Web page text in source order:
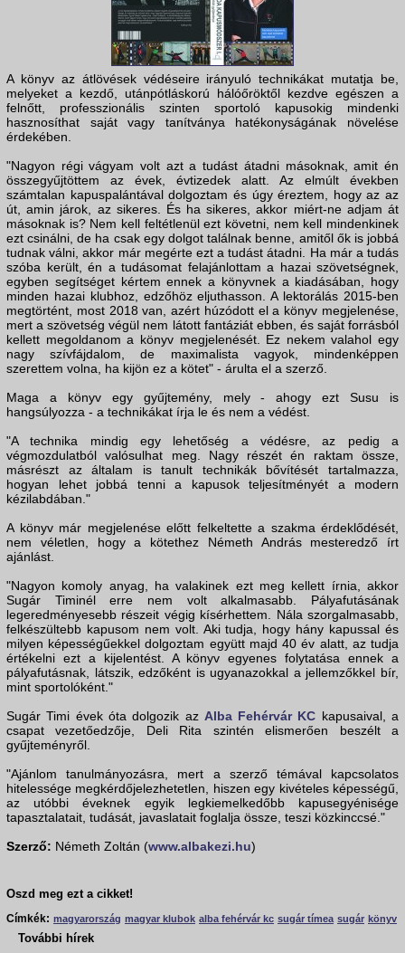
A könyv az átlövések védéseire irányuló technikákat mutatja be,
melyeket a kezdő, utánpótláskorú hálóőröktől kezdve egészen a
felnőtt, professzionális szinten sportoló kapusokig mindenki
hasznosíthat saját vagy tanítványa hatékonyságának növelése
érdekében.
"Nagyon régi vágyam volt azt a tudást átadni másoknak, amit én
összegyűjtöttem az évek, évtizedek alatt. Az elmúlt években
számtalan kapuspalántával dolgoztam és úgy éreztem, hogy az az
út, amin járok, az sikeres. És ha sikeres, akkor miért-ne adjam át
másoknak is? Nem kell feltétlenül ezt követni, nem kell mindenkinek
ezt csinálni, de ha csak egy dolgot találnak benne, amitől ők is jobbá
tudnak válni, akkor már megérte ezt a tudást átadni. Ha már a tudás
szóba került, én a tudásomat felajánlottam a hazai szövetségnek,
egyben segítséget kértem ennek a könyvnek a kiadásában, hogy
minden hazai klubhoz, edzőhöz eljuthasson. A lektorálás 2015-ben
megtörtént, most 2018 van, azért húzódott el a könyv megjelenése,
mert a szövetség végül nem látott fantáziát ebben, és saját forrásból
kellett megoldanom a könyv megjelenését. Ez nekem valahol egy
nagy szívfájdalom, de maximalista vagyok, mindenképpen
szerettem volna, ha kijön ez a kötet" - árulta el a szerző.
Maga a könyv egy gyűjtemény, mely - ahogy ezt Susu is
hangsúlyozza - a technikákat írja le és nem a védést.
"A technika mindig egy lehetőség a védésre, az pedig a
végmozdulatból valósulhat meg. Nagy részét én raktam össze,
másrészt az általam is tanult technikák bővítését tartalmazza,
hogyan lehet jobbá tenni a kapusok teljesítményét a modern
kézilabdában."
A könyv már megjelenése előtt felkeltette a szakma érdeklődését,
nem véletlen, hogy a kötethez Németh András mesteredző írt
ajánlást.
"Nagyon komoly anyag, ha valakinek ezt meg kellett írnia, akkor
Sugár Timinél erre nem volt alkalmasabb. Pályafutásának
legeredményesebb részeit végig kísérhettem. Nála szorgalmasabb,
felkészültebb kapusom nem volt. Aki tudja, hogy hány kapussal és
milyen képességűekkel dolgoztam együtt majd 40 év alatt, az tudja
értékelni ezt a kijelentést. A könyv egyenes folytatása ennek a
pályafutásnak, látszik, edzőként is ugyanazokkal a jellemzőkkel bír,
mint sportolóként."
Sugár Timi évek óta dolgozik az Alba Fehérvár KC kapusaival, a
csapat vezetőedzője, Deli Rita szintén elismerően beszélt a
gyűjteményről.
"Ajánlom tanulmányozásra, mert a szerző témával kapcsolatos
hitelessége megkérdőjelezhetetlen, hiszen egy kivételes képességű,
az utóbbi éveknek egyik legkiemelkedőbb kapusegyénisége
tapasztalatait, tudását, javaslatait foglalja össze, teszi közkinccsé."
Szerző: Németh Zoltán (www.albakezi.hu)
Oszd meg ezt a cikket!
Címkék: magyarország magyar klubok alba fehérvár kc sugár tímea sugár könyv
További hírek